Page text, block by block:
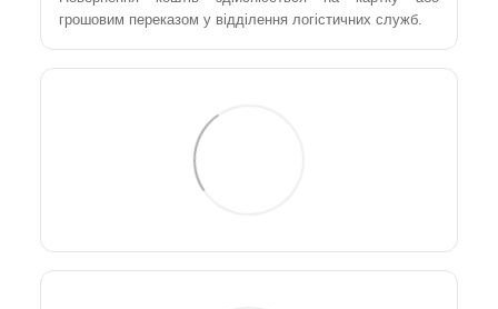
грошовим переказом у відділення логістичних служб.